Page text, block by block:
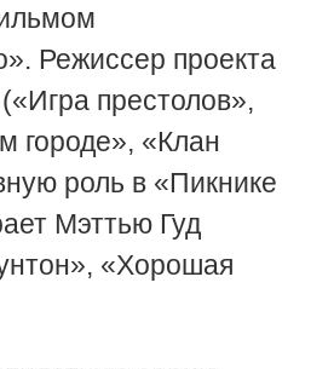
Режиссер проекта
престолов»,
городе», «Клан
роль в «Пикнике
Мэттью Гуд
«Хорошая